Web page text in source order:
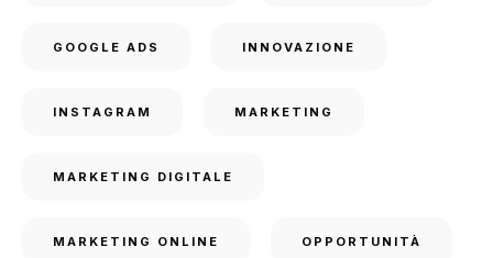
GOOGLE ADS INNOVAZIONE
INSTAGRAM MARKETING
MARKETING DIGITALE
MARKETING ONLINE OPPORTUNITÀ